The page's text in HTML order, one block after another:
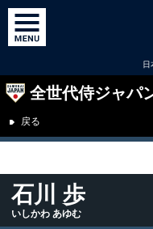
日
全世代侍ジャパ
戻る
石川 歩
いしかわ あゆむ